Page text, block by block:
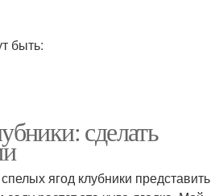
быть:
сделать
ягод клубники представить